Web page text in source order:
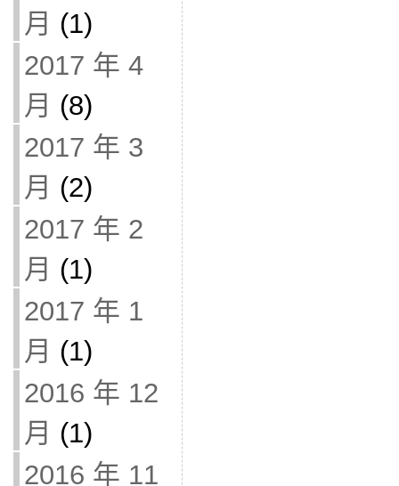
月 (1)
2017 年 4
月 (8)
2017 年 3
月 (2)
2017 年 2
月 (1)
2017 年 1
月 (1)
2016 年 12
月 (1)
2016 年 11